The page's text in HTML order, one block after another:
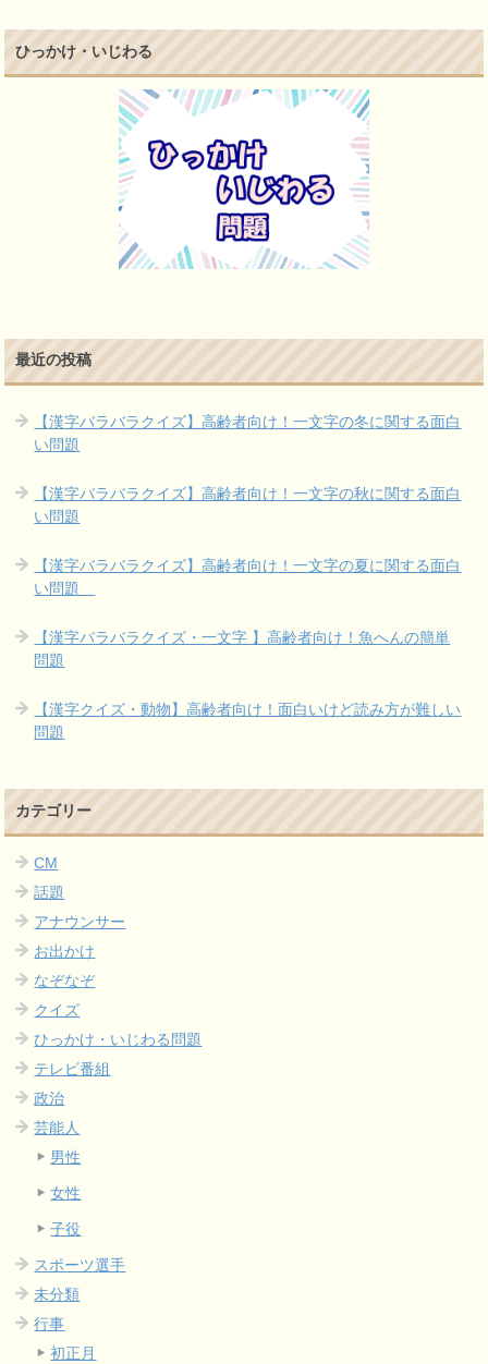
ひっかけ・いじわる
最近の投稿
【漢字バラバラクイズ】高齢者向け！一文字の冬に関する面白
い問題
【漢字バラバラクイズ】高齢者向け！一文字の秋に関する面白
い問題
【漢字バラバラクイズ】高齢者向け！一文字の夏に関する面白
い問題
【漢字バラバラクイズ・一文字 】高齢者向け！魚へんの簡単
問題
【漢字クイズ・動物】高齢者向け！面白いけど読み方が難しい
問題
カテゴリー
CM
話題
アナウンサー
お出かけ
なぞなぞ
クイズ
ひっかけ・いじわる問題
テレビ番組
政治
芸能人
男性
女性
子役
スポーツ選手
未分類
行事
初正月